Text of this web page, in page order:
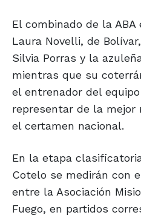
El combinado de la
Laura Novelli, de
Silvia Porras y la
mientras que su
el entrenador del
representar de la mejor
el certamen nacional.
En la etapa
Cotelo se medirán con
entre la Asociación
Fuego, en partidos